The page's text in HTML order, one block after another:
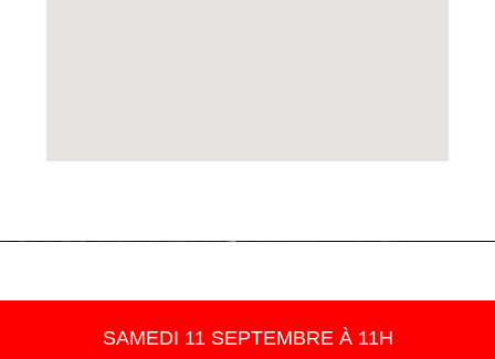
SAMEDI 11 SEPTEMBRE À 11H